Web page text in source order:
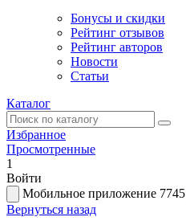
Бонусы и скидки
Рейтинг отзывов
Рейтинг авторов
Новости
Статьи
Каталог
Избранное
Просмотренные
1
Войти
Мобильное приложение 7745
Вернуться назад